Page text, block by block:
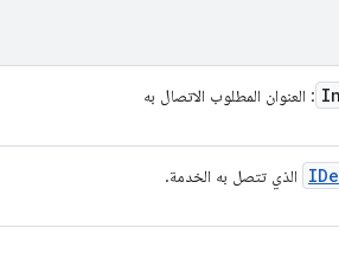
: العنوان المطلوب الاتصال به
الذي تتصل به الخدمة.